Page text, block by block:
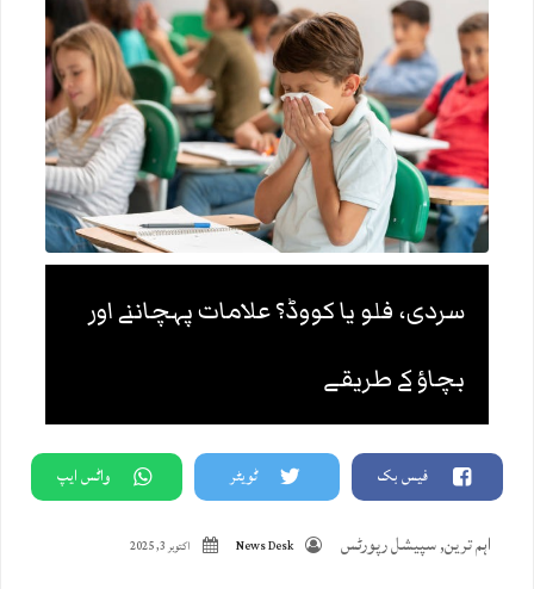
سردی، فلو یا کووڈ؟ علامات پہچاننے اور
بچاؤ کے طریقے
فیس بک ٹویٹر واٹس ایپ
اہم ترین,سپیشل رپورٹس News Desk اکتوبر 3, 2025